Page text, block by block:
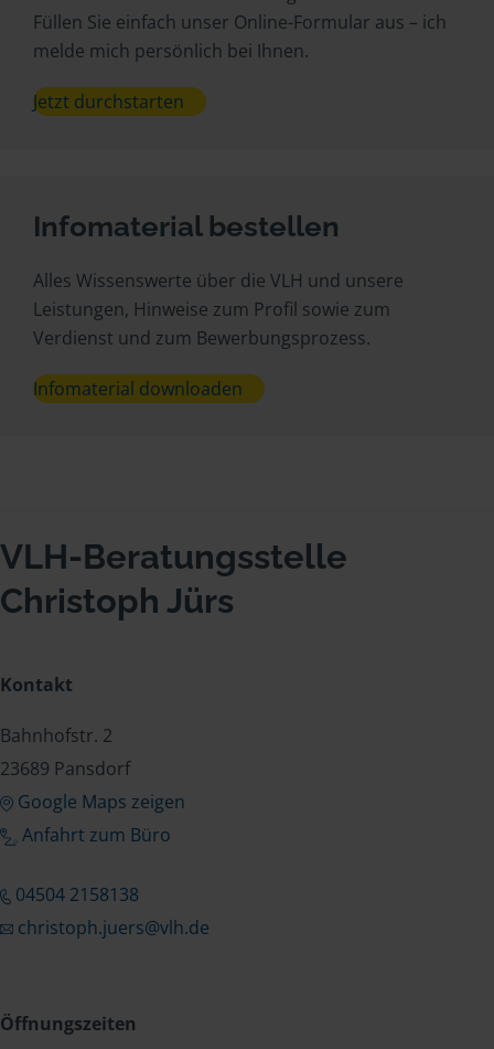
Füllen Sie einfach unser Online-Formular aus – ich
melde mich persönlich bei Ihnen.
Jetzt durchstarten
Infomaterial bestellen
Alles Wissenswerte über die VLH und unsere
Leistungen, Hinweise zum Profil sowie zum
Verdienst und zum Bewerbungsprozess.
Infomaterial downloaden
VLH-Beratungsstelle
Christoph Jürs
Kontakt
Bahnhofstr. 2
23689 Pansdorf
Google Maps zeigen
Anfahrt zum Büro
04504 2158138
christoph.juers@vlh.de
Öffnungszeiten